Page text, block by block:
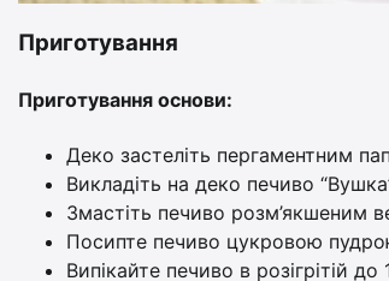
Приготування
Приготування основи:
Деко застеліть пергаментним
Викладіть на деко печиво
Змастіть печиво розм’якшеним
Посипте печиво цукровою
Випікайте печиво в розігрітій